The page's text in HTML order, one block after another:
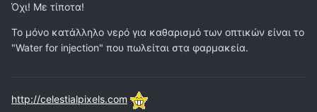
Όχι! Με τίποτα!
Το μόνο κατάλληλο νερό για καθαρισμό των οπτικών είναι το
"Water for injection" που πωλείται στα φαρμακεία.
http://celestialpixels.com